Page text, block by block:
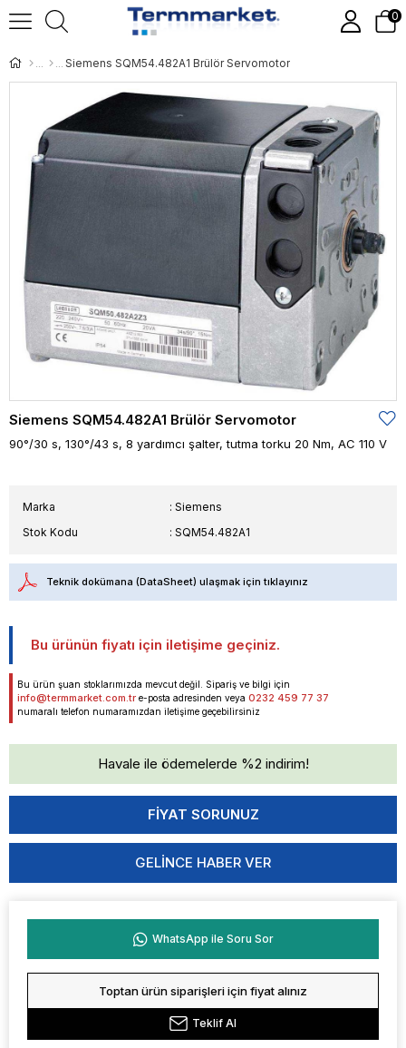
0
Siemens SQM54.482A1 Brülör Servomotor
Siemens SQM54.482A1 Brülör Servomotor
90°/30 s, 130°/43 s, 8 yardımcı şalter, tutma torku 20 Nm, AC 110 V
Marka : Siemens
Stok Kodu
SQM54.482A1
Teknik dokümana (DataSheet) ulaşmak için tıklayınız
Bu ürünün fiyatı için iletişime geçiniz.
Bu ürün şuan stoklarımızda mevcut değil. Sipariş ve bilgi için
info@termmarket.com.tr e-posta adresinden veya 0232 459 77 37
numaralı telefon numaramızdan iletişime geçebilirsiniz
Havale ile ödemelerde %2 indirim!
GELINCE HABER VER
WhatsApp ile Soru Sor
Toptan ürün siparişleri için fiyat alınız
Teklif Al